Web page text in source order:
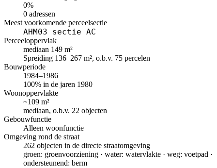
0%
0 adressen
Meest voorkomende perceelsectie
AHM03 sectie AC
Perceeloppervlak
mediaan 149 m²
Spreiding 136–267 m², o.b.v. 75 percelen
Bouwperiode
1984–1986
100% in de jaren 1980
Woonoppervlakte
~109 m²
mediaan, o.b.v. 22 objecten
Gebouwfunctie
Alleen woonfunctie
Omgeving rond de straat
262 objecten in de directe straatomgeving
groen: groenvoorziening · water: watervlakte · weg: voetpad ·
ondersteunend: berm